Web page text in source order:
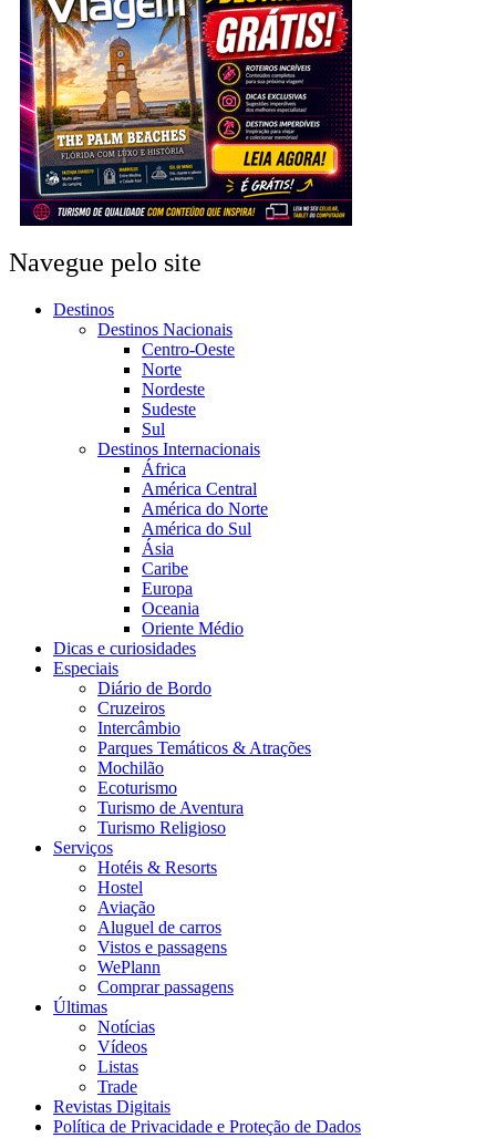
Navegue pelo site
Destinos
Destinos Nacionais
Centro-Oeste
Norte
Nordeste
Sudeste
Sul
Destinos Internacionais
África
América Central
América do Norte
América do Sul
Ásia
Caribe
Europa
Oceania
Oriente Médio
Dicas e curiosidades
Especiais
Diário de Bordo
Cruzeiros
Intercâmbio
Parques Temáticos & Atrações
Mochilão
Ecoturismo
Turismo de Aventura
Turismo Religioso
Serviços
Hotéis & Resorts
Hostel
Aviação
Aluguel de carros
Vistos e passagens
WePlann
Comprar passagens
Últimas
Notícias
Vídeos
Listas
Trade
Revistas Digitais
Política de Privacidade e Proteção de Dados